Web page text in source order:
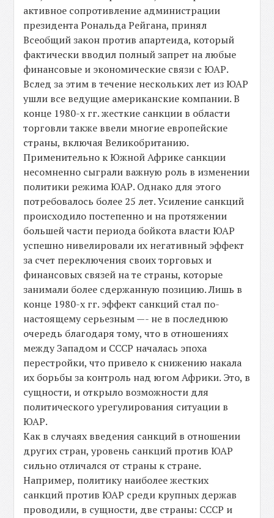
активное сопротивление администрации
президента Рональда Рейгана, принял
Всеобщий закон против апартеида, который
фактически вводил полный запрет на любые
финансовые и экономические связи с ЮАР.
Вслед за этим в течение нескольких лет из ЮАР
ушли все ведущие американские компании. В
конце 1980-х гг. жесткие санкции в области
торговли также ввели многие европейские
страны, включая Великобританию.
Применительно к Южной Африке санкции
несомненно сыграли важную роль в изменении
политики режима ЮАР. Однако для этого
потребовалось более 25 лет. Усиление санкций
происходило постепенно и на протяжении
большей части периода бойкота власти ЮАР
успешно нивелировали их негативный эффект
за счет переключения своих торговых и
финансовых связей на те страны, которые
занимали более сдержанную позицию. Лишь в
конце 1980-х гг. эффект санкций стал по-
настоящему серьезным —- не в последнюю
очередь благодаря тому, что в отношениях
между Западом и СССР началась эпоха
перестройки, что привело к снижению накала
их борьбы за контроль над югом Африки. Это, в
сущности, и открыло возможности для
политического урегулирования ситуации в
ЮАР.
Как в случаях введения санкций в отношении
других стран, уровень санкций против ЮАР
сильно отличался от страны к стране.
Например, политику наиболее жестких
санкций против ЮАР среди крупных держав
проводили, в сущности, две страны: СССР и